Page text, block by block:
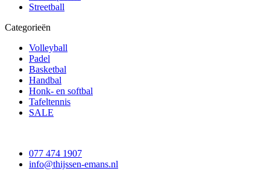
Streetball
Categorieën
Volleyball
Padel
Basketbal
Handbal
Honk- en softbal
Tafeltennis
SALE
077 474 1907
info@thijssen-emans.nl